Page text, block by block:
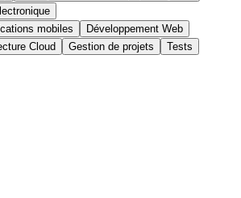
mobiles
Développement Web
Cloud Gestion de projets Tests